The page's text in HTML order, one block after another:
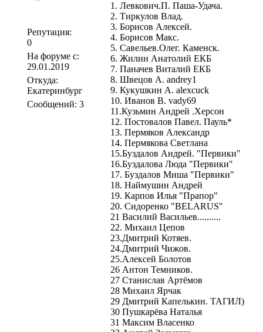
Репутация:
0
На форуме с:
29.01.2019
Откуда:
Екатеринбург
Сообщений: 3
1. Левкович.П. Паша-Удача.
2. Тиркулов Влад.
3. Борисов Алексей.
4. Борисов Макс.
5. Савельев.Олег. Каменск.
6. Жилин Анатолий ЕКБ
7. Паначев Виталий ЕКБ
8. Швецов А. andrey1
9. Кукушкин А. alexcuck
10. Иванов В. vady69
11.Кузьмин Андрей .Херсон
12. Постовалов Павел. Пауль*
13. Пермяков Александр
14. Пермякова Светлана
15.Буздалов Андрей. "Первики"
16.Буздалова Люда "Первики"
17. Буздалов Миша "Первики"
18. Наймушин Андрей
19. Карпов Илья "Прапор"
20. Сидоренко "BELARUS"
21 Василий Васильев..........
22. Михаил Цепов
23.Дмитрий Котяев.
24.Дмитрий Чижов.
25.Алексей Болотов
26 Антон Темников.
27 Станислав Артёмов
28 Михаил Ярчак
29 Дмитрий Капелькин. ТАГИЛ)
30 Пушкарёва Наталья
31 Максим Власенко